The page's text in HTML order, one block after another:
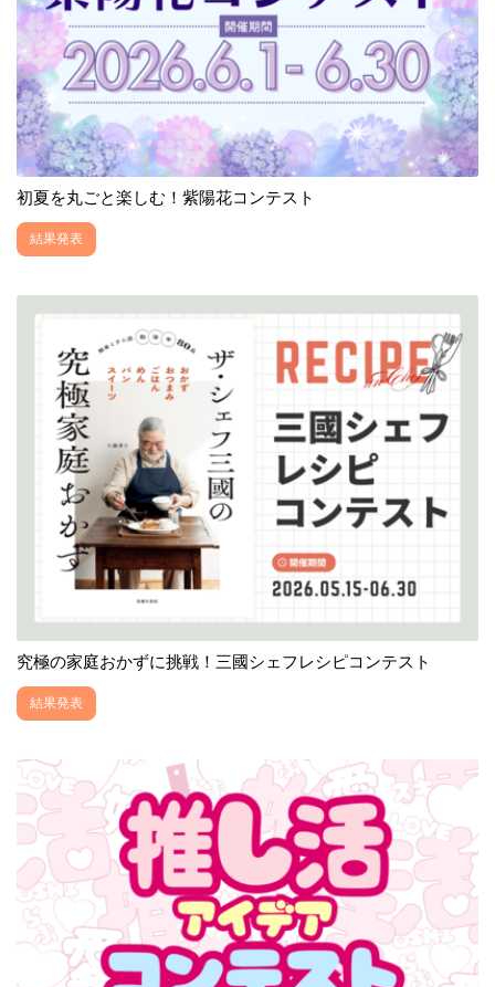
初夏を丸ごと楽しむ！紫陽花コンテスト
結果発表
究極の家庭おかずに挑戦！三國シェフレシピコンテスト
結果発表